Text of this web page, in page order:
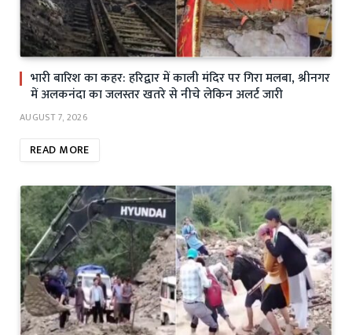
भारी बारिश का कहर: हरिद्वार में काली मंदिर पर गिरा मलबा, श्रीनगर
में अलकनंदा का जलस्तर खतरे से नीचे लेकिन अलर्ट जारी
AUGUST 7, 2026
READ MORE